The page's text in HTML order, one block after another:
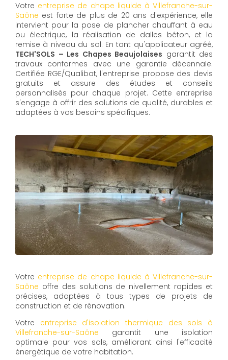
Votre entreprise de chape liquide à Villefranche-sur-
Saône est forte de plus de 20 ans d'expérience, elle
intervient pour la pose de plancher chauffant à eau
ou électrique, la réalisation de dalles béton, et la
remise à niveau du sol. En tant qu'applicateur agréé,
TECH'SOLS – Les Chapes Beaujolaises garantit des
travaux conformes avec une garantie décennale.
Certifiée RGE/Qualibat, l'entreprise propose des devis
gratuits et assure des études et conseils
personnalisés pour chaque projet. Cette entreprise
s'engage à offrir des solutions de qualité, durables et
adaptées à vos besoins spécifiques.
Votre entreprise de chape liquide à Villefranche-sur-
Saône offre des solutions de nivellement rapides et
précises, adaptées à tous types de projets de
construction et de rénovation.
Votre entreprise d'isolation thermique des sols à
Villefranche-sur-Saône garantit une isolation
optimale pour vos sols, améliorant ainsi l'efficacité
énergétique de votre habitation.